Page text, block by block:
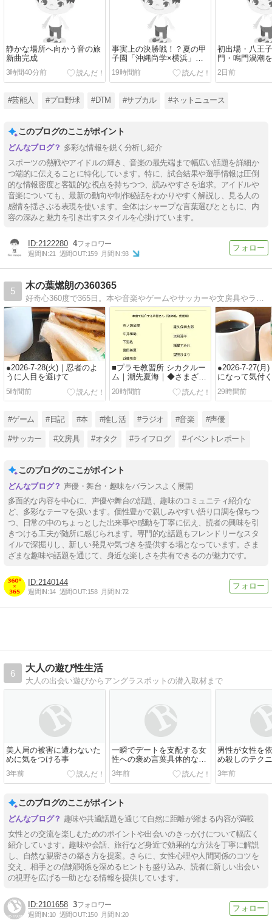
静かな場所へ向かう音の旅
新曲完成
3時間40分前
事実上の決勝戦！？夏の甲
子園「沖縄尚学×横浜」勝
つのはどっちだ！
19時間前
初出場・八王
門・鳴門渦潮
両校の戦力と
較
2日前
#芸能人 #プロ野球 #DTM #サブカル #ネットニュース
このブログのここがポイント
多彩な情報を鋭く分析し紹介
スポーツの熱戦やアイドルの輝き、音楽の最先端まで幅広い話題を詳細か
つ端的に伝えることに特化しています。特に、試合結果や選手情報は圧倒
的な情報密度と客観的な視点を持ちつつ、読みやすさを追求。アイドルや
音楽についても、最新の動向や制作秘話をわかりやすく解説し、見る人の
感情を揺さぶる表現を使います。全体はシャープな言葉選びとともに、内
容の深みと魅力を引き出すスタイルを心掛けています。
2122280 4
週間IN:21 週間OUT:159 月間IN:93
5
木の葉燃朗の360365
好奇心360度で365日。本や音楽やゲームやサッカーや文房具やラジオ番組についてのブログ。
●2026-7-28(火)｜忍者のよ
うに人目を避けて
5時間前
■プラモ教習所 シカクルー
ム｜潮先夏海｜◆さまざま
なチャレンジ。｜C108新刊
収録
20時間前
●2026-7-27(月
になって気付
29時間前
#ゲーム #日記 #本 #推し活 #ラジオ #音楽 #声優
#サッカー #文房具 #オタク #ライフログ #イベントレポート
このブログのここがポイント
声優・舞台・趣味をバランスよく展開
多面的な内容を中心に、声優や舞台の話題、趣味のコミュニティ紹介な
ど、多彩なテーマを扱います。個性豊かで親しみやすい語り口調を保ちつ
つ、日常の中のちょっとした出来事や感動を丁寧に伝え、読者の興味を引
きつける工夫が随所に感じられます。専門的な話題もフレンドリーなスタ
イルで深掘りし、新しい発見や気づきを提供する場となっています。さま
ざまな趣味や話題を通じて、身近な楽しさを共有できるのが魅力です。
2140144
週間IN:14 週間OUT:158 月間IN:72
6
大人の遊び性生活
大人の出会い遊びからアングラスポットの潜入取材まで
美人局の被害に遭わないた
めに気をつける事
3年前
一瞬でデートを支配する女
性への褒め言葉具体的なセ
リフ
3年前
男性が女性を
め殺しのテク
3年前
このブログのここがポイント
趣味や共通話題を通じて自然に距離が縮まる内容が満載
女性との交流を楽しむためのポイントや出会いのきっかけについて幅広く
紹介しています。趣味や会話、旅行など身近で効果的な方法を丁寧に解説
し、自然な親密さの築き方を提案。さらに、女性心理や人間関係のコツを
交え、相手との信頼関係を深めるヒントも盛り込み、読者に新しい出会い
の視野を広げる一助となる情報を提供しています。
2101658 3
週間IN:10 週間OUT:150 月間IN:20